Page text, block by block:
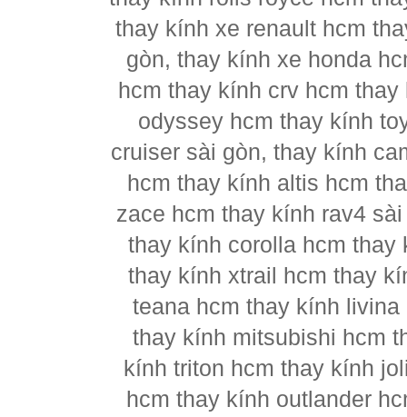
thay kính xe renault hcm
gòn, thay kính xe honda
hcm thay kính crv hcm
odyssey hcm thay kính
cruiser sài gòn, thay kính
hcm thay kính altis hcm
zace hcm thay kính rav4
thay kính corolla hcm
thay kính xtrail hcm thay
teana hcm thay kính
thay kính mitsubishi hcm
kính triton hcm thay kính
hcm thay kính outlander